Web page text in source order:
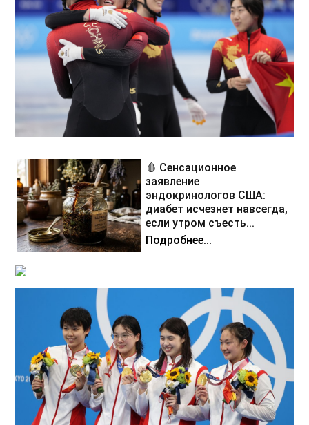
🩸 Сенсационное
заявление
эндокринологов США:
диабет исчезнет навсегда,
если утром съесть...
Подробнее...